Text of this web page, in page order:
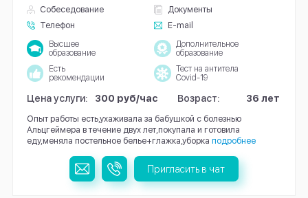
Собеседование
Документы
Телефон
E-mail
Высшее
образование
Дополнительное
образование
Есть
рекомендации
Тест на антитела
Covid-19
Цена услуги: 300 руб/час Возраст: 36 лет
Опыт работы есть,ухаживала за бабушкой с болезнью
Альцгеймера в течение двух лет,покупала и готовила
еду,меняла постельное белье+глажка,уборка подробнее
Пригласить в чат